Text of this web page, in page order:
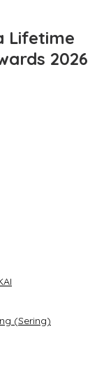
Lifetime
2026
(Sering)